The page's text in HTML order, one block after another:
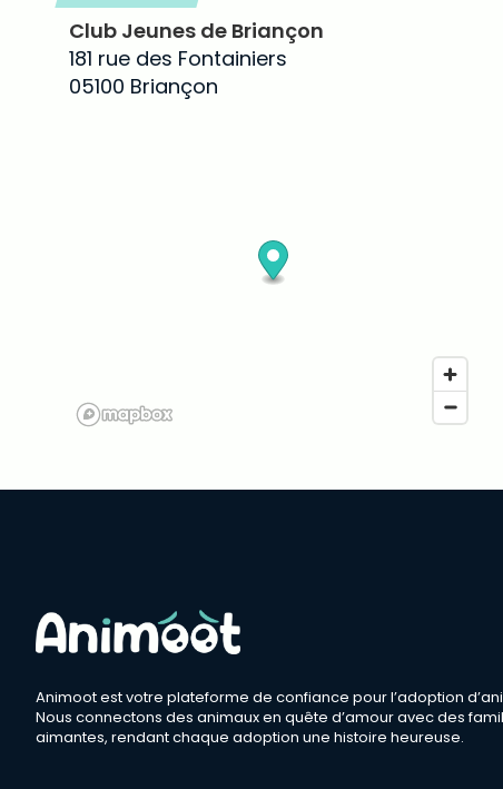
Club Jeunes de Briançon
181 rue des Fontainiers
05100 Briançon
Animoot est votre plateforme de confiance pour l’adoption
Nous connectons des animaux en quête d’amour avec des
aimantes, rendant chaque adoption une histoire heureuse.